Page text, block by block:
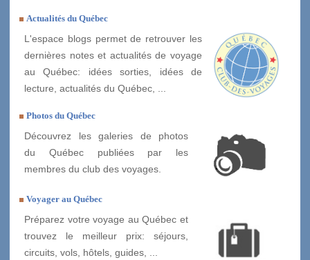
Actualités du Québec
L'espace blogs permet de retrouver les
dernières notes et actualités de voyage
au Québec: idées sorties, idées de
lecture, actualités du Québec, ...
Photos du Québec
Découvrez les galeries de photos
du Québec publiées par les
membres du club des voyages.
Voyager au Québec
Préparez votre voyage au Québec et
trouvez le meilleur prix: séjours,
circuits, vols, hôtels, guides, ...